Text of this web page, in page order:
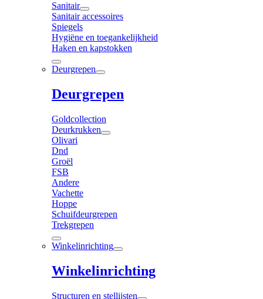
Sanitair
Sanitair accessoires
Spiegels
Hygiëne en toegankelijkheid
Haken en kapstokken
Deurgrepen
Deurgrepen
Goldcollection
Deurkrukken
Olivari
Dnd
Groël
FSB
Andere
Vachette
Hoppe
Schuifdeurgrepen
Trekgrepen
Winkelinrichting
Winkelinrichting
Structuren en stellijsten